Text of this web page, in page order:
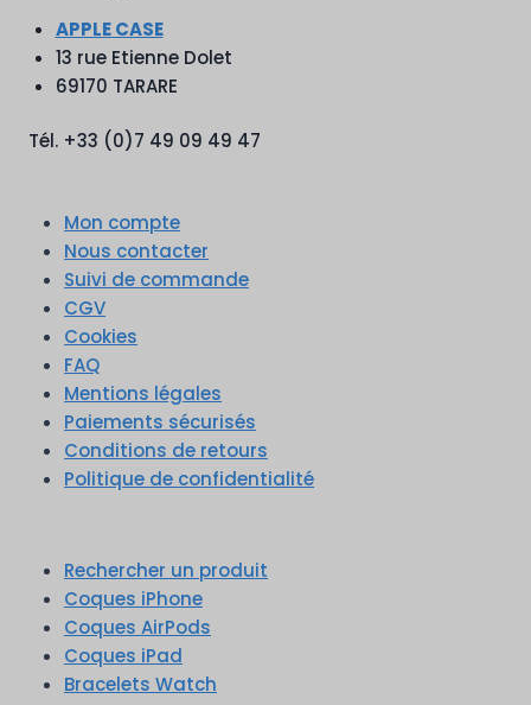
APPLE CASE
13 rue Etienne Dolet
69170 TARARE
Tél. +33 (0)7 49 09 49 47
Mon compte
Nous contacter
Suivi de commande
CGV
Cookies
FAQ
Mentions légales
Paiements sécurisés
Conditions de retours
Politique de confidentialité
Rechercher un produit
Coques iPhone
Coques AirPods
Coques iPad
Bracelets Watch